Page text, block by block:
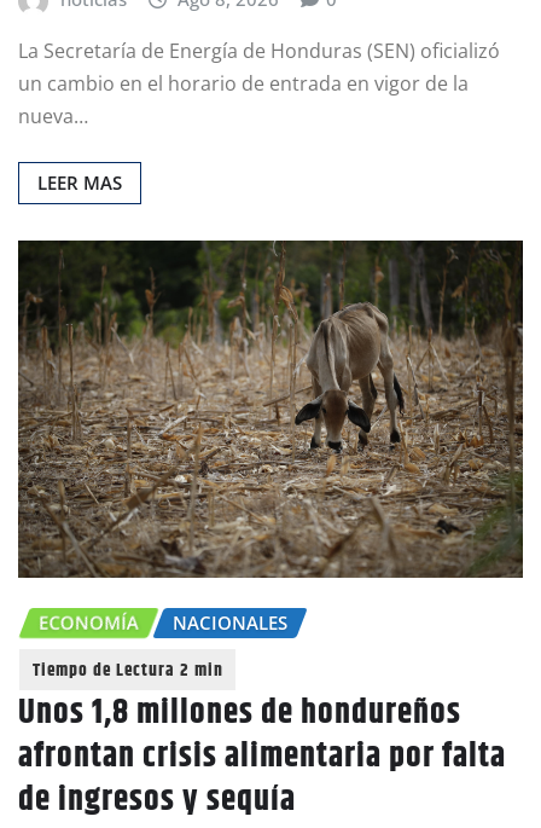
La Secretaría de Energía de Honduras (SEN) oficializó
un cambio en el horario de entrada en vigor de la
nueva…
LEER MAS
ECONOMÍA NACIONALES
Unos 1,8 millones de hondureños
afrontan crisis alimentaria por falta
de ingresos y sequía